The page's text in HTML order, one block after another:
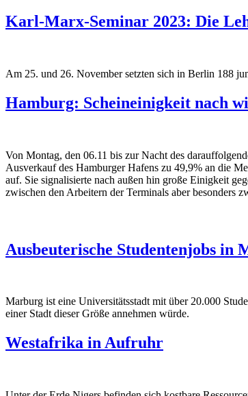
Karl-Marx-Seminar 2023: Die
Am 25. und 26. November setzten sich in Berlin 188
Hamburg: Scheineinigkeit nach
Von Montag, den 06.11 bis zur Nacht des
Ausverkauf des Hamburger Hafens zu 49,9% an die
auf. Sie signalisierte nach außen hin große Einigkeit
zwischen den Arbeitern der Terminals aber besonders
Ausbeuterische Studentenjobs in
Marburg ist eine Universitätsstadt mit über 20.000
einer Stadt dieser Größe annehmen würde.
Westafrika in Aufruhr